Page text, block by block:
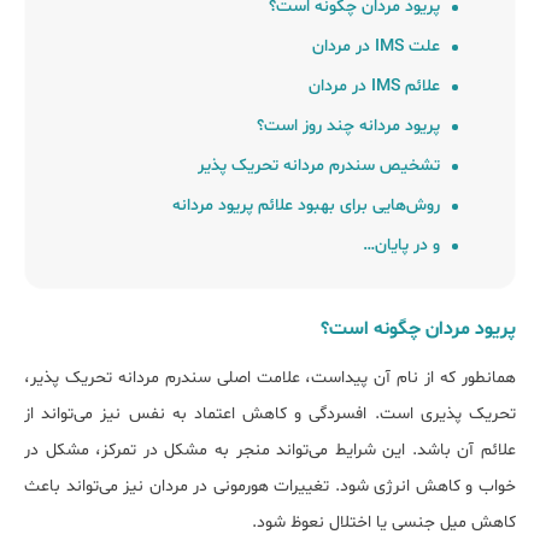
پریود مردان چگونه است؟
علت IMS در مردان
علائم IMS در مردان
پریود مردانه چند روز است؟
تشخیص سندرم مردانه تحریک پذیر
روش‌هایی برای بهبود علائم پریود مردانه
و در پایان…
پریود مردان چگونه است؟
همانطور که از نام آن پیداست، علامت اصلی سندرم مردانه تحریک پذیر،
تحریک پذیری است. افسردگی و کاهش اعتماد به نفس نیز می‌تواند از
علائم آن باشد. این شرایط می‌تواند منجر به مشکل در تمرکز، مشکل در
خواب و کاهش انرژی شود. تغییرات هورمونی در مردان نیز می‌تواند باعث
کاهش میل جنسی یا اختلال نعوظ شود.